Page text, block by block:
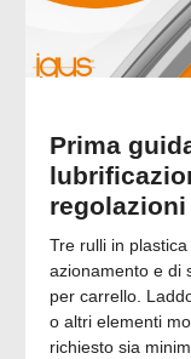
Prima
Tre rulli in
azionamento e di
per carrello.
o altri elementi
richiesto sia